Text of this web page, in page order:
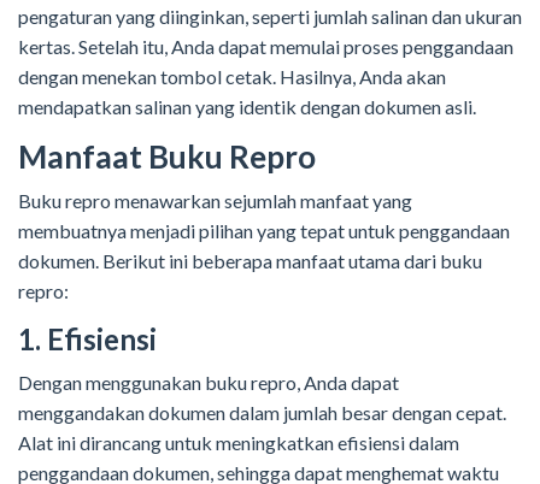
pengaturan yang diinginkan, seperti jumlah salinan dan ukuran
kertas. Setelah itu, Anda dapat memulai proses penggandaan
dengan menekan tombol cetak. Hasilnya, Anda akan
mendapatkan salinan yang identik dengan dokumen asli.
Manfaat Buku Repro
Buku repro menawarkan sejumlah manfaat yang
membuatnya menjadi pilihan yang tepat untuk penggandaan
dokumen. Berikut ini beberapa manfaat utama dari buku
repro:
1. Efisiensi
Dengan menggunakan buku repro, Anda dapat
menggandakan dokumen dalam jumlah besar dengan cepat.
Alat ini dirancang untuk meningkatkan efisiensi dalam
penggandaan dokumen, sehingga dapat menghemat waktu